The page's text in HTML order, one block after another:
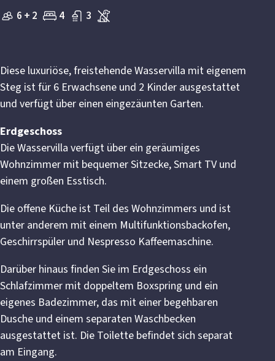
6 + 2 4 3
Diese luxuriöse, freistehende Wasservilla mit eigenem
Steg ist für 6 Erwachsene und 2 Kinder ausgestattet
und verfügt über einen eingezäunten Garten.
Erdgeschoss
Die Wasservilla verfügt über ein geräumiges
Wohnzimmer mit bequemer Sitzecke, Smart TV und
einem großen Esstisch.
Die offene Küche ist Teil des Wohnzimmers und ist
unter anderem mit einem Multifunktionsbackofen,
Geschirrspüler und Nespresso Kaffeemaschine.
Darüber hinaus finden Sie im Erdgeschoss ein
Schlafzimmer mit doppeltem Boxspring und ein
eigenes Badezimmer, das mit einer begehbaren
Dusche und einem separaten Waschbecken
ausgestattet ist. Die Toilette befindet sich separat
am Eingang.